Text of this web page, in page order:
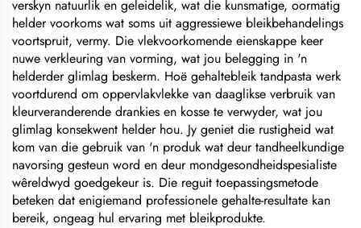
verskyn natuurlik en geleidelik, wat die kunsmatige, oormatig
helder voorkoms wat soms uit aggressiewe bleikbehandelings
voortspruit, vermy. Die vlekvoorkomende eienskappe keer
nuwe verkleuring van vorming, wat jou belegging in 'n
helderder glimlag beskerm. Hoë gehaltebleik tandpasta werk
voortdurend om oppervlakvlekke van daaglikse verbruik van
kleurveranderende drankies en kosse te verwyder, wat jou
glimlag konsekwent helder hou. Jy geniet die rustigheid wat
kom van die gebruik van 'n produk wat deur tandheelkundige
navorsing gesteun word en deur mondgesondheidspesialiste
wêreldwyd goedgekeur is. Die reguit toepassingsmetode
beteken dat enigiemand professionele gehalte-resultate kan
bereik, ongeag hul ervaring met bleikprodukte.